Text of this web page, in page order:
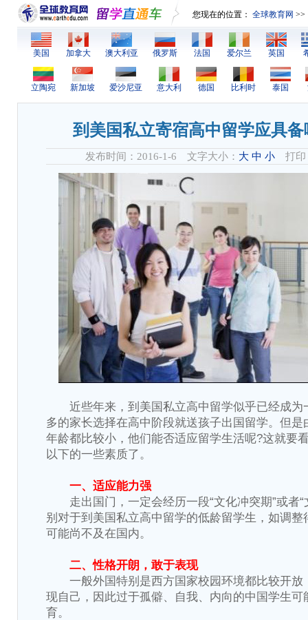
您现在的位置： 全球教育网 >>
美国 加拿大 澳大利亚 俄罗斯 法国 爱尔兰 英国
立陶宛 新加坡 爱沙尼亚 意大利 德国 比利时 泰国
到美国私立寄宿高中留学应具
发布时间：2016-1-6 文字大小： 大 中 小 打印
近些年来，到美国私立高中留学似乎已经成为
多的家长选择在高中阶段就送孩子出国留学。但是
年龄都比较小，他们能否适应留学生活呢?这就要
以下的一些素质了。
一、适应能力强
走出国门，一定会经历一段“文化冲突期”或者“
别对于到美国私立高中留学的低龄留学生，如调整
可能尚不及在国内。
二、性格开朗，敢于表现
一般外国特别是西方国家校园环境都比较开放
现自己，因此过于孤僻、自我、内向的中国学生可
育。